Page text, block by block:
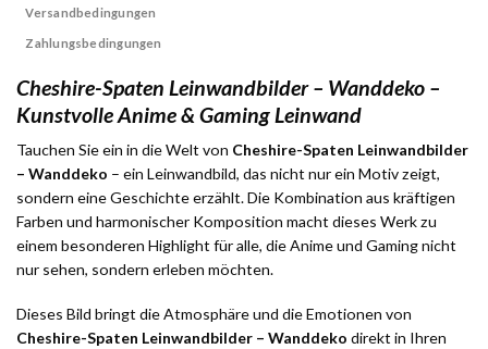
Versandbedingungen
Zahlungsbedingungen
Cheshire-Spaten Leinwandbilder – Wanddeko –
Kunstvolle Anime & Gaming Leinwand
Tauchen Sie ein in die Welt von Cheshire-Spaten Leinwandbilder
– Wanddeko – ein Leinwandbild, das nicht nur ein Motiv zeigt,
sondern eine Geschichte erzählt. Die Kombination aus kräftigen
Farben und harmonischer Komposition macht dieses Werk zu
einem besonderen Highlight für alle, die Anime und Gaming nicht
nur sehen, sondern erleben möchten.
Dieses Bild bringt die Atmosphäre und die Emotionen von
Cheshire-Spaten Leinwandbilder – Wanddeko direkt in Ihren